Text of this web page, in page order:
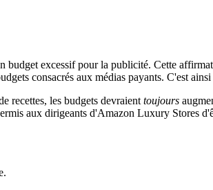
budget excessif pour la publicité. Cette
consacrés aux médias payants. C'est
recettes, les budgets devraient toujours
aux dirigeants d'Amazon Luxury Stores